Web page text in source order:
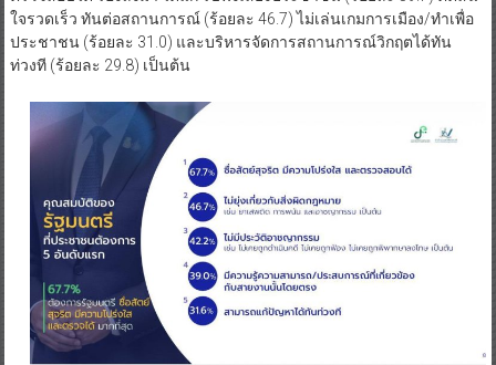
ใจรวดเร็ว ทันต่อสถานการณ์ (ร้อยละ 46.7) ไม่เล่นเกมการเมือง/ทำเพื่อ
ประชาชน (ร้อยละ 31.0) และบริหารจัดการสถานการณ์วิกฤตได้ทัน
ท่วงที (ร้อยละ 29.8) เป็นต้น